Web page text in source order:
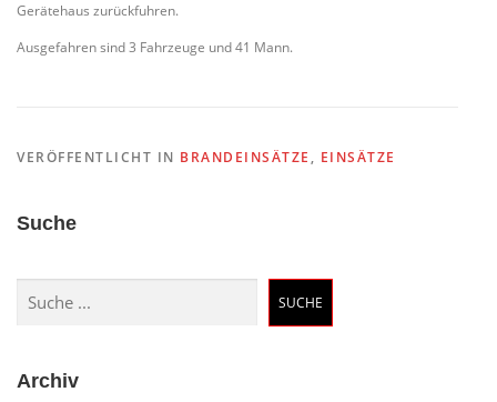
Gerätehaus zurückfuhren.
Ausgefahren sind 3 Fahrzeuge und 41 Mann.
VERÖFFENTLICHT IN BRANDEINSÄTZE , EINSÄTZE
Suche
SUCHE
Archiv